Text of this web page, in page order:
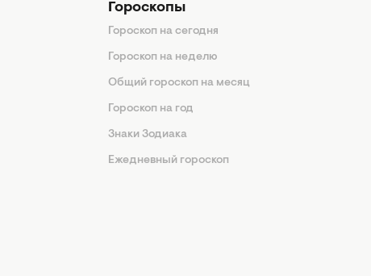
Гороскопы
Гороскоп на сегодня
Гороскоп на неделю
Общий гороскоп на месяц
Гороскоп на год
Знаки Зодиака
Ежедневный гороскоп